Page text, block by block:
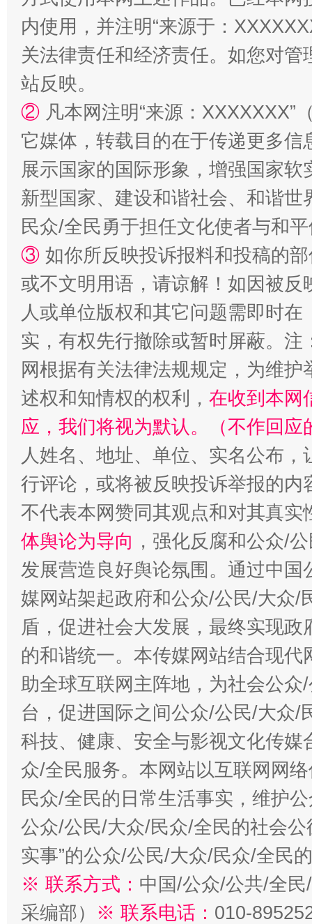
扯下公款旅游的“隐身衣” 如何以
“蜀中异人”王建安的艺术幻境
内使用，并注明“来源于：
关法律责任和经济责任。如您对
站反映。
② 凡本网注明“来源：
它媒体，转载目的在于传递更多
展示国家的国际形象，增强国家
新型国家、建设和谐社会、和谐
民众/全民勇于担任文化使者与和
③ 如你所反映投诉报料和投稿的
或不文明用语，请谅解！如因被
人或单位版权和其它问题需即时在
实，有权先行撤除或暂时屏蔽。
网根据有关法律法规规定，为维
述权和知情权的权利， 在收到本网
应，我们将视为默认。（不作回应
人姓名、地址、单位、实名公布
行评论，或将被反映投诉举报的
不代表本网赞同其观点和对其真实
体舆论为导向 ，强化反腐和公众/
发展营造良好舆论氛围。通过中
媒网站架起政府和公众/公民/大众/
盾，促进社会大发展，最终实现
的和谐统一。本传媒网站结合现
助全球互联网主阵地，为社会公
台，促进国际之间公众/公民/大众/
科技、健康、安全与影视文化传
众/全民服务。本网站以互联网网
民众/全民的日常生活事实，维护
公众/公民/大众/民众/全民的社会公
实事”的公众/公民/大众/民众/全民
※ 联系方式： 中国/公众/公共/全
采编部） ※ 联系电话： 010-